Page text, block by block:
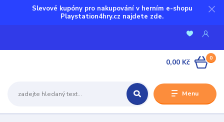
Slevové kupóny pro nakupování v herním e-shopu
Playstation4hry.cz najdete zde.
Menu
0
0,00 Kč